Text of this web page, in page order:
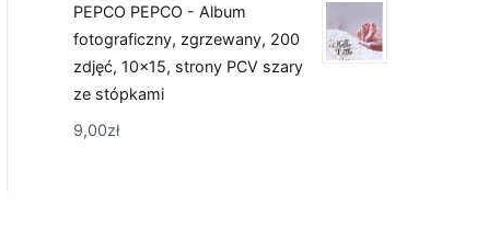
PEPCO PEPCO - Album
fotograficzny, zgrzewany, 200
zdjęć, 10x15, strony PCV szary
ze stópkami
9,00zł